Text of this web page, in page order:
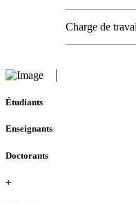
Charge de
Étudiants
Enseignants
Doctorants
+